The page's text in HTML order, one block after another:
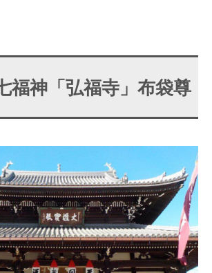
福神「弘福寺」布袋尊